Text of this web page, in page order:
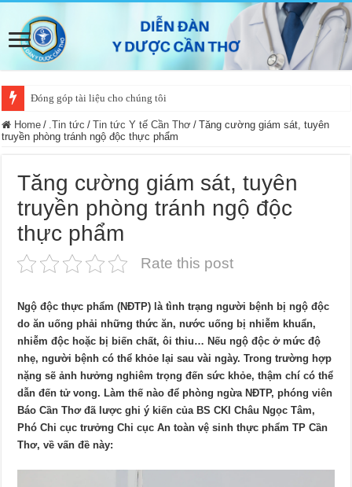
Đóng góp tài liệu cho chúng tôi
Home / .Tin tức / Tin tức Y tế Cần Thơ / Tăng cường giám sát, tuyên
truyền phòng tránh ngộ độc thực phẩm
Tăng cường giám sát, tuyên
truyền phòng tránh ngộ độc
thực phẩm
Rate this post
Ngộ độc thực phẩm (NÐTP) là tình trạng người bệnh bị ngộ độc
do ăn uống phải những thức ăn, nước uống bị nhiễm khuẩn,
nhiễm độc hoặc bị biến chất, ôi thiu… Nếu ngộ độc ở mức độ
nhẹ, người bệnh có thể khỏe lại sau vài ngày. Trong trường hợp
nặng sẽ ảnh hưởng nghiêm trọng đến sức khỏe, thậm chí có thể
dẫn đến tử vong. Làm thế nào để phòng ngừa NÐTP, phóng viên
Báo Cần Thơ đã lược ghi ý kiến của BS CKI Châu Ngọc Tâm,
Phó Chi cục trưởng Chi cục An toàn vệ sinh thực phẩm TP Cần
Thơ, về vấn đề này: